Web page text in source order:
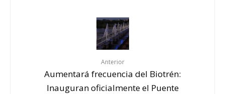
Anterior
Aumentará frecuencia del Biotrén:
Inauguran oficialmente el Puente